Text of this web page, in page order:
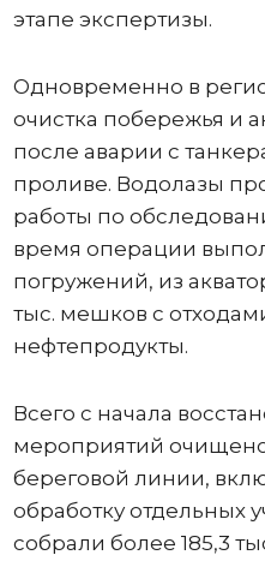
этапе экспертизы.
Одновременно в
очистка побережья и
после аварии с
проливе. Водолазы
работы по
время операции
погружений, из
тыс. мешков с
нефтепродукты.
Всего с начала
мероприятий
береговой линии,
обработку отдельных
собрали более 185,3